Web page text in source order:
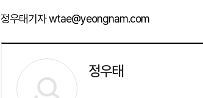
정우태기자 wtae@yeongnam.com
정우태